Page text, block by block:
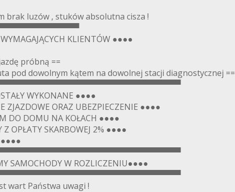
brak luzów , stuków absolutna cisza !
KLIENTÓW ●●●●
próbną ==
pod dowolnym kątem na dowolnej stacji diagnostycznej ==
WYKONANE ●●●●
ZJAZDOWE ORAZ UBEZPIECZENIE ●●●●
DO DOMU NA KOŁACH ●●●●
OPŁATY SKARBOWEJ 2% ●●●●
●●●●
SAMOCHODY W ROZLICZENIU●●●●
wart Państwa uwagi !